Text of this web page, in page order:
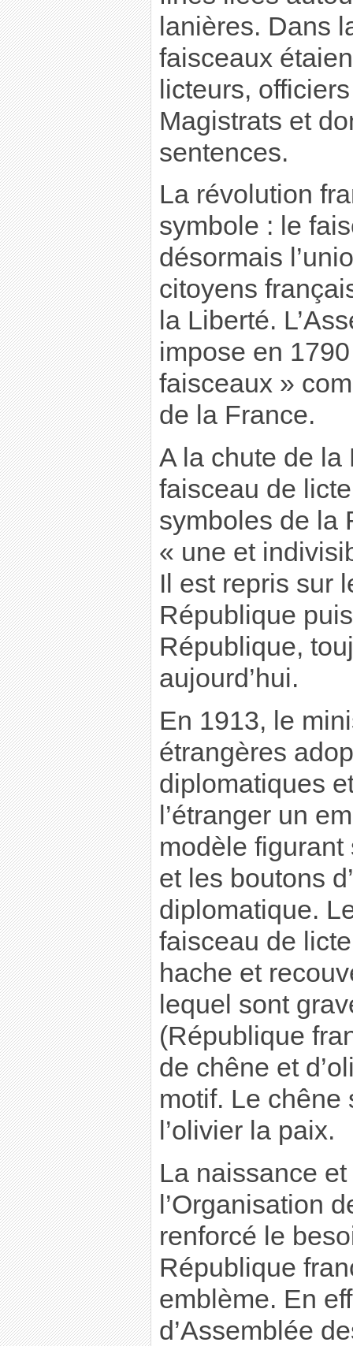
lanières. Dans
faisceaux
licteurs,
Magistrats et
sentences.
La révolution
symbole : le
désormais
citoyens
la Liberté.
impose en
faisceaux »
de la France.
A la chute de la
faisceau de
symboles de la
« une et
Il est repris sur
République
République,
aujourd’hui.
En 1913, le
étrangères
diplomatiques
l’étranger un
modèle figurant
et les boutons
diplomatique.
faisceau de
hache et
lequel sont
(République
de chêne et
motif. Le chêne
l’olivier la paix.
La naissance
l’Organisation
renforcé le
République
emblème. En
d’Assemblée